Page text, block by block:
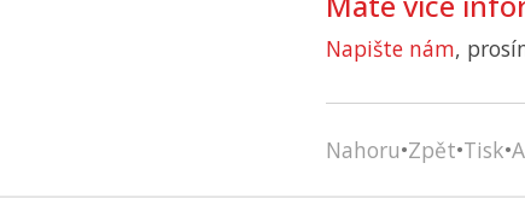
Napište nám,
Nahoru•Zpět•Tisk•